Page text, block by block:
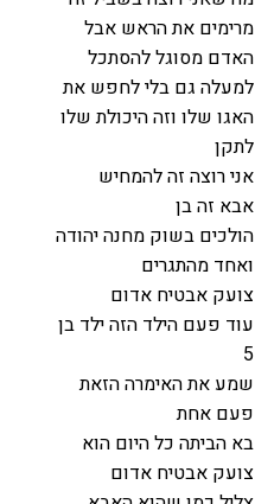
מרימים את הראש אבל
האדם מסוגל להסתכל
למעלה גם בלי לחפש את
האגו שלו וזה היכולת שלו
לתקן
אני רוצה זה להמחיש
אבא זה בן
הולכים בשוק מחנה יהודה
ואחד מהתגרים
צועק אבטיח אדום
עוד פעם הילד הזה ילד בן
5
שמע את האימרה הזאת
פעם אחת
בא הביתה כל היום הוא
צועק אבטיח אדום